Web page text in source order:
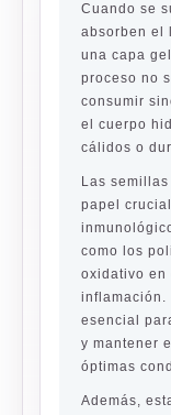
Cuando se
absorben el
una capa
proceso no
consumir
el cuerpo
cálidos o
Las
papel
como los
oxidativo en
inflamación.
esencial
y mantener
óptimas
Además,